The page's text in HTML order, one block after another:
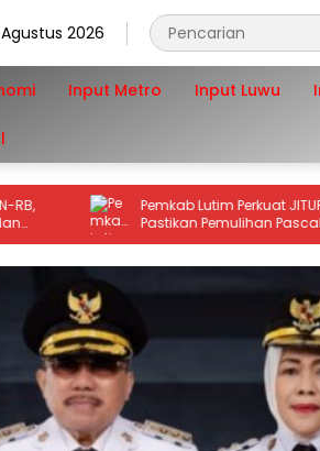
2026
Input Metro Input Luwu
Pemkab Lutim Perkuat JITUPASNA,
Pastikan Pemulihan
Salah Arah